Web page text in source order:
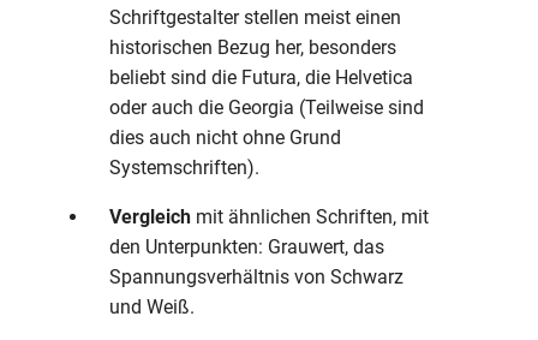
Schriftgestalter stellen meist einen
historischen Bezug her, besonders
beliebt sind die Futura, die Helvetica
oder auch die Georgia (Teilweise sind
dies auch nicht ohne Grund
Systemschriften).
Vergleich mit ähnlichen Schriften, mit
den Unterpunkten: Grauwert, das
Spannungsverhältnis von Schwarz
und Weiß.